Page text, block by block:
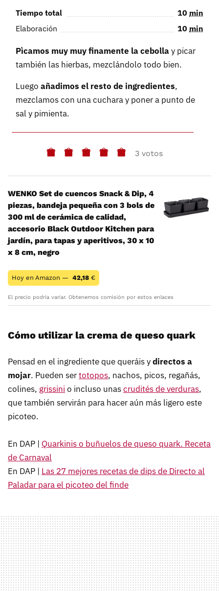
Tiempo total 10 min
Elaboración
10 min
Pìcamos muy muy finamente la cebollay picar
también las hierbas, mezclándolo todo bien.
Luego añadimos el resto de ingredientes,
mezclamos con una cuchara y poner a punto de
sal y pimienta.
3 votos
WENKO Set de cuencos Snack & Dip, 4
piezas, bandeja pequeña con 3 bols de
300 ml de cerámica de calidad,
accesorio Black Outdoor Kitchen para
jardín, para tapas y aperitivos, 30 x 10
x 8 cm, negro
Hoy en Amazon — 42,18 €
El precio podría variar. Obtenemos comisión por estos enlaces
Cómo utilizar la crema de queso quark
Pensad en el ingrediente que queráis ydirectos a
mojar. Pueden sertotopos, nachos, picos, regañás,
colines, grissini o incluso unascrudités de verduras,
que también servirán para hacer aún más ligero este
picoteo.
En DAP | Quarkinis o buñuelos de queso quark. Receta
de Carnaval
En DAP | Las 27 mejores recetas de dips de Directo al
Paladar para el picoteo del finde